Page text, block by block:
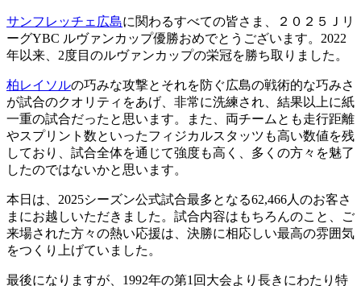
サンフレッチェ広島に関わるすべての皆さま、２０２５Ｊリ
ーグYBC ルヴァンカップ優勝おめでとうございます。2022
年以来、2度目のルヴァンカップの栄冠を勝ち取りました。
柏レイソルの巧みな攻撃とそれを防ぐ広島の戦術的な巧みさ
が試合のクオリティをあげ、非常に洗練され、結果以上に紙
一重の試合だったと思います。また、両チームとも走行距離
やスプリント数といったフィジカルスタッツも高い数値を残
しており、試合全体を通じて強度も高く、多くの方々を魅了
したのではないかと思います。
本日は、2025シーズン公式試合最多となる62,466人のお客さ
まにお越しいただきました。試合内容はもちろんのこと、ご
来場された方々の熱い応援は、決勝に相応しい最高の雰囲気
をつくり上げていました。
最後になりますが、1992年の第1回大会より長きにわたり特